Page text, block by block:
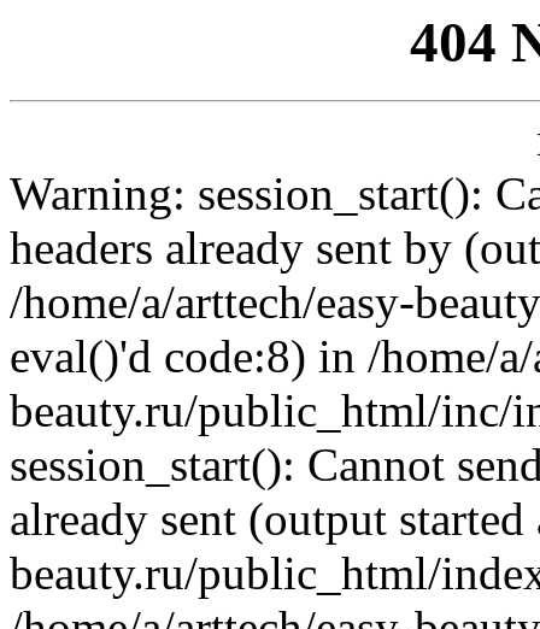
404
Warning: session_start():
headers already sent by
/home/a/arttech/easy-
eval()'d code:8) in /home/
beauty.ru/public_html/inc/
session_start(): Cannot
already sent (output
beauty.ru/public_html/